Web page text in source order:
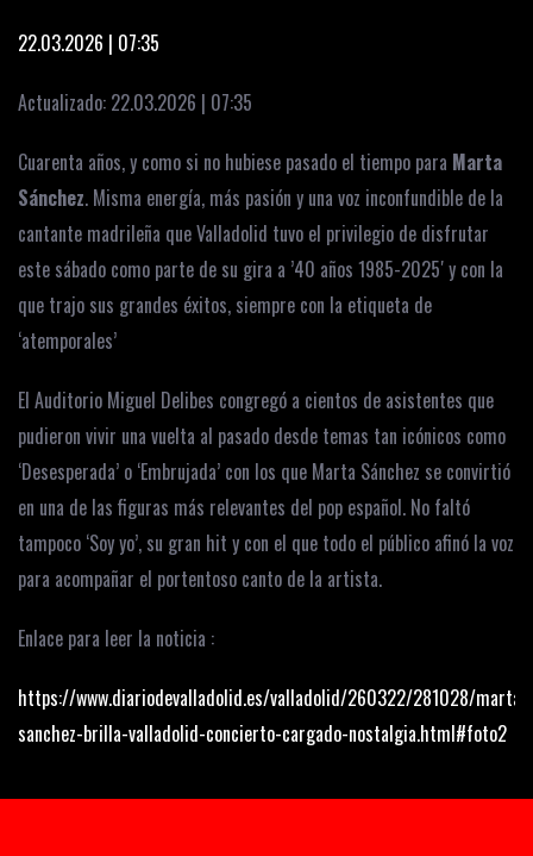
22.03.2026 | 07:35
Actualizado: 22.03.2026 | 07:35
Cuarenta años, y como si no hubiese pasado el tiempo para Marta
Sánchez. Misma energía, más pasión y una voz inconfundible de la
cantante madrileña que Valladolid tuvo el privilegio de disfrutar
este sábado como parte de su gira a ’40 años 1985-2025′ y con la
que trajo sus grandes éxitos, siempre con la etiqueta de
‘atemporales’
El Auditorio Miguel Delibes congregó a cientos de asistentes que
pudieron vivir una vuelta al pasado desde temas tan icónicos como
‘Desesperada’ o ‘Embrujada’ con los que Marta Sánchez se convirtió
en una de las figuras más relevantes del pop español. No faltó
tampoco ‘Soy yo’, su gran hit y con el que todo el público afinó la voz
para acompañar el portentoso canto de la artista.
Enlace para leer la noticia :
https://www.diariodevalladolid.es/valladolid/260322/281028/marta-
sanchez-brilla-valladolid-concierto-cargado-nostalgia.html#foto2